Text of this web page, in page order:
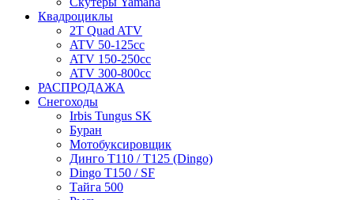
Квадроциклы
2T Quad ATV
ATV 50-125cc
ATV 150-250cc
ATV 300-800cc
РАСПРОДАЖА
Снегоходы
Irbis Tungus SK
Буран
Мотобуксировщик
Динго T110 / T125 (Dingo)
Dingo T150 / SF
Тайга 500